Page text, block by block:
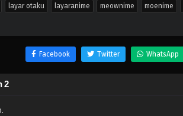
layar otaku layaranime meownime moenime
Facebook Twitter WhatsApp
2